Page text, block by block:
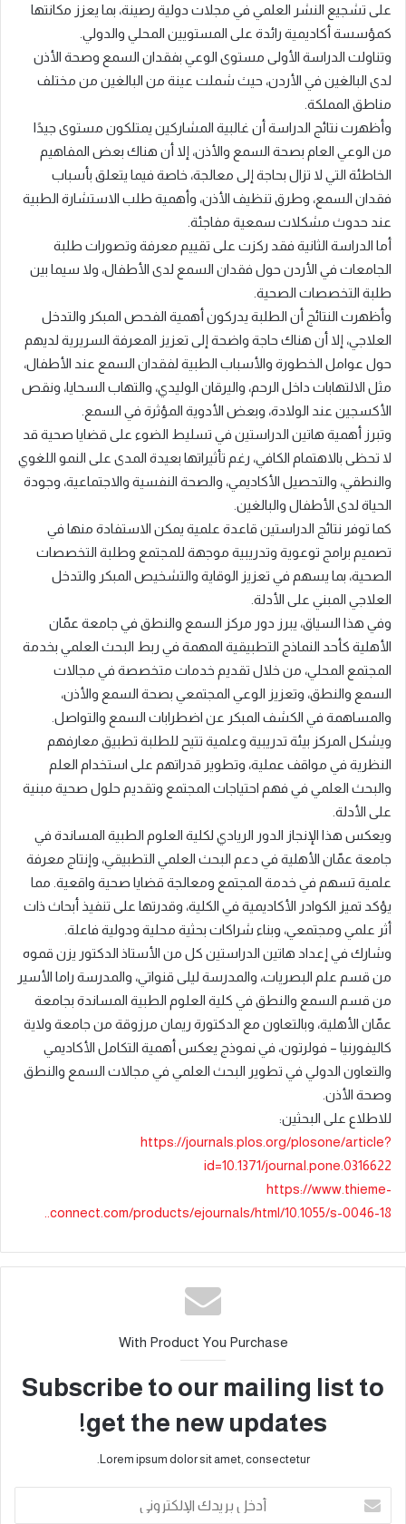
على تشجيع النشر العلمي في مجلات دولية رصينة، بما يعزز مكانتها
كمؤسسة أكاديمية رائدة على المستويين المحلي والدولي.
وتناولت الدراسة الأولى مستوى الوعي بفقدان السمع وصحة الأذن
لدى البالغين في الأردن، حيث شملت عينة من البالغين من مختلف
مناطق المملكة.
وأظهرت نتائج الدراسة أن غالبية المشاركين يمتلكون مستوى جيدًا
من الوعي العام بصحة السمع والأذن، إلا أن هناك بعض المفاهيم
الخاطئة التي لا تزال بحاجة إلى معالجة، خاصة فيما يتعلق بأسباب
فقدان السمع، وطرق تنظيف الأذن، وأهمية طلب الاستشارة الطبية
عند حدوث مشكلات سمعية مفاجئة.
أما الدراسة الثانية فقد ركزت على تقييم معرفة وتصورات طلبة
الجامعات في الأردن حول فقدان السمع لدى الأطفال، ولا سيما بين
طلبة التخصصات الصحية.
وأظهرت النتائج أن الطلبة يدركون أهمية الفحص المبكر والتدخل
العلاجي، إلا أن هناك حاجة واضحة إلى تعزيز المعرفة السريرية لديهم
حول عوامل الخطورة والأسباب الطبية لفقدان السمع عند الأطفال،
مثل الالتهابات داخل الرحم، واليرقان الوليدي، والتهاب السحايا، ونقص
الأكسجين عند الولادة، وبعض الأدوية المؤثرة في السمع.
وتبرز أهمية هاتين الدراستين في تسليط الضوء على قضايا صحية قد
لا تحظى بالاهتمام الكافي، رغم تأثيراتها بعيدة المدى على النمو اللغوي
والنطقي، والتحصيل الأكاديمي، والصحة النفسية والاجتماعية، وجودة
الحياة لدى الأطفال والبالغين.
كما توفر نتائج الدراستين قاعدة علمية يمكن الاستفادة منها في
تصميم برامج توعوية وتدريبية موجهة للمجتمع وطلبة التخصصات
الصحية، بما يسهم في تعزيز الوقاية والتشخيص المبكر والتدخل
العلاجي المبني على الأدلة.
وفي هذا السياق، يبرز دور مركز السمع والنطق في جامعة عمّان
الأهلية كأحد النماذج التطبيقية المهمة في ربط البحث العلمي بخدمة
المجتمع المحلي، من خلال تقديم خدمات متخصصة في مجالات
السمع والنطق، وتعزيز الوعي المجتمعي بصحة السمع والأذن،
والمساهمة في الكشف المبكر عن اضطرابات السمع والتواصل.
ويشكل المركز بيئة تدريبية وعلمية تتيح للطلبة تطبيق معارفهم
النظرية في مواقف عملية، وتطوير قدراتهم على استخدام العلم
والبحث العلمي في فهم احتياجات المجتمع وتقديم حلول صحية مبنية
على الأدلة.
ويعكس هذا الإنجاز الدور الريادي لكلية العلوم الطبية المساندة في
جامعة عمّان الأهلية في دعم البحث العلمي التطبيقي، وإنتاج معرفة
علمية تسهم في خدمة المجتمع ومعالجة قضايا صحية واقعية. مما
يؤكد تميز الكوادر الأكاديمية في الكلية، وقدرتها على تنفيذ أبحاث ذات
أثر علمي ومجتمعي، وبناء شراكات بحثية محلية ودولية فاعلة.
وشارك في إعداد هاتين الدراستين كل من الأستاذ الدكتور يزن قموه
من قسم علم البصريات، والمدرسة ليلى قنواتي، والمدرسة راما الأسير
من قسم السمع والنطق في كلية العلوم الطبية المساندة بجامعة
عمّان الأهلية، وبالتعاون مع الدكتورة ريمان مرزوقة من جامعة ولاية
كاليفورنيا – فولرتون، في نموذج يعكس أهمية التكامل الأكاديمي
والتعاون الدولي في تطوير البحث العلمي في مجالات السمع والنطق
وصحة الأذن.
للاطلاع على البحثين:
https://journals.plos.org/plosone/article?
id=10.1371/journal.pone.0316622
https://www.thieme-
connect.com/products/ejournals/html/10.1055/s-0046-18..
With Product You Purchase
Subscribe to our mailing list to
get the new updates!
Lorem ipsum dolor sit amet, consectetur.